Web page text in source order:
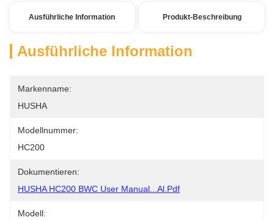
Ausführliche Information Produkt-Beschreibung
Ausführliche Information
Markenname:
HUSHA
Modellnummer:
HC200
Dokumentieren:
HUSHA HC200 BWC User Manual...al.pdf
Modell: